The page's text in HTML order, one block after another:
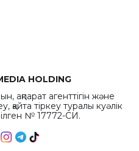
HOLDING
ақпарат агенттігін және
тіркеу туралы куәлік
№ 17772-СИ.